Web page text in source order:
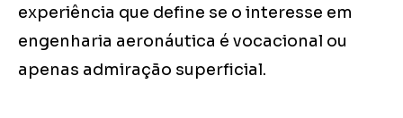
experiência que define se o interesse em
engenharia aeronáutica é vocacional ou
apenas admiração superficial.